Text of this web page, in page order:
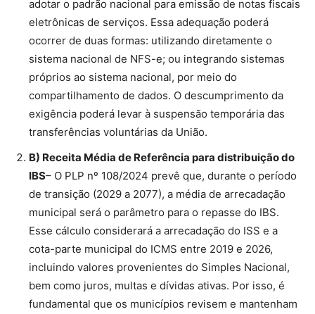
adotar o padrão nacional para emissão de notas fiscais
eletrônicas de serviços. Essa adequação poderá
ocorrer de duas formas: utilizando diretamente o
sistema nacional de NFS-e; ou integrando sistemas
próprios ao sistema nacional, por meio do
compartilhamento de dados. O descumprimento da
exigência poderá levar à suspensão temporária das
transferências voluntárias da União.
B) Receita Média de Referência para distribuição do
IBS– O PLP nº 108/2024 prevê que, durante o período
de transição (2029 a 2077), a média de arrecadação
municipal será o parâmetro para o repasse do IBS.
Esse cálculo considerará a arrecadação do ISS e a
cota-parte municipal do ICMS entre 2019 e 2026,
incluindo valores provenientes do Simples Nacional,
bem como juros, multas e dívidas ativas. Por isso, é
fundamental que os municípios revisem e mantenham